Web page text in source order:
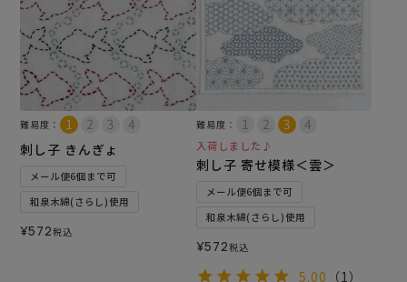
難易度：
刺し子 きんぎょ
メール便6個まで可
和泉木綿(さらし)使用
¥572税込
難易度：
入荷しました♪
刺し子 寄せ模様＜雲＞
メール便6個まで可
和泉木綿(さらし)使用
¥572税込
5.00 （1）